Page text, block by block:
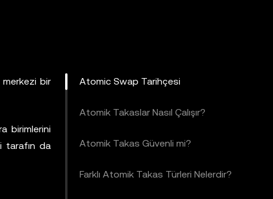
bir
birimlerini
tarafın da
Atomic Swap Tarihçesi
Atomik Takaslar Nasıl Çalışır?
Atomik Takas Güvenli mi?
Farklı Atomik Takas Türleri Nelerdir?